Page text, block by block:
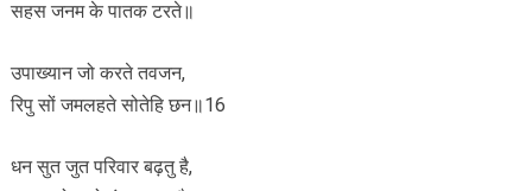
सहस जनम के पातक टरते॥
उपाख्यान जो करते तवजन,
रिपु सों जमलहते सोतेहि छन॥16
धन सुत जुत परिवार बढ़तु है,